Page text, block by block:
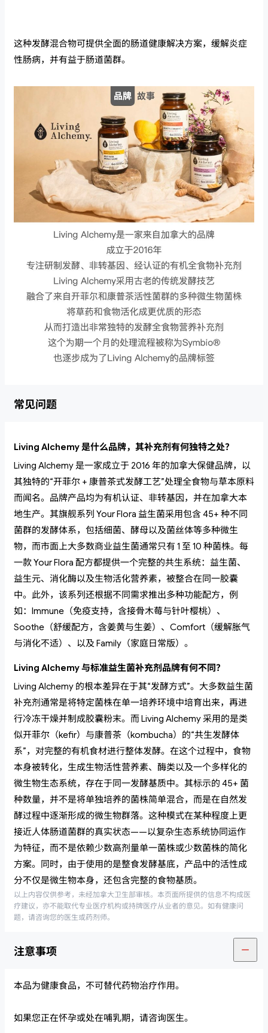
这种发酵混合物可提供全面的肠道健康解决方案，缓解炎症
性肠病，并有益于肠道菌群。
常见问题
Living Alchemy 是什么品牌，其补充剂有何独特之处？
Living Alchemy 是一家成立于 2016 年的加拿大保健品牌，以
其独特的“开菲尔 + 康普茶式发酵工艺”处理全食物与草本原料
而闻名。品牌产品均为有机认证、非转基因，并在加拿大本
地生产。其旗舰系列 Your Flora 益生菌采用包含 45+ 种不同
菌群的发酵体系，包括细菌、酵母以及菌丝体等多种微生
物，而市面上大多数商业益生菌通常只有 1 至 10 种菌株。每
一款 Your Flora 配方都提供一个完整的共生系统：益生菌、
益生元、消化酶以及生物活化营养素，被整合在同一胶囊
中。此外，该系列还根据不同需求推出多种功能配方，例
如：Immune（免疫支持，含接骨木莓与针叶樱桃）、
Soothe（舒缓配方，含姜黄与生姜）、Comfort（缓解胀气
与消化不适）、以及 Family（家庭日常版）。
Living Alchemy 与标准益生菌补充剂品牌有何不同？
Living Alchemy 的根本差异在于其“发酵方式”。大多数益生菌
补充剂通常是将特定菌株在单一培养环境中培育出来，再进
行冷冻干燥并制成胶囊粉末。而 Living Alchemy 采用的是类
似开菲尔（kefir）与康普茶（kombucha）的“共生发酵体
系”，对完整的有机食材进行整体发酵。在这个过程中，食物
本身被转化，生成生物活性营养素、酶类以及一个多样化的
微生物生态系统，存在于同一发酵基质中。其标示的 45+ 菌
种数量，并不是将单独培养的菌株简单混合，而是在自然发
酵过程中逐渐形成的微生物群落。这种模式在某种程度上更
接近人体肠道菌群的真实状态——以复杂生态系统协同运作
为特征，而不是依赖少数高剂量单一菌株或少数菌株的简化
方案。同时，由于使用的是整食发酵基底，产品中的活性成
分不仅是微生物本身，还包含完整的食物基质。
以上内容仅供参考，未经加拿大卫生部审核。本页面所提供的信息不构成医
疗建议，亦不能取代专业医疗机构或持牌医疗从业者的意见。如有健康问
题，请咨询您的医生或药剂师。
注意事项
本品为健康食品，不可替代药物治疗作用。
如果您正在怀孕或处在哺乳期，请咨询医生。